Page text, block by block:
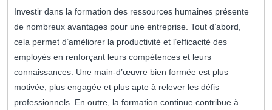
Investir dans la formation des ressources humaines présente
de nombreux avantages pour une entreprise. Tout d’abord,
cela permet d’améliorer la productivité et l’efficacité des
employés en renforçant leurs compétences et leurs
connaissances. Une main-d’œuvre bien formée est plus
motivée, plus engagée et plus apte à relever les défis
professionnels. En outre, la formation continue contribue à